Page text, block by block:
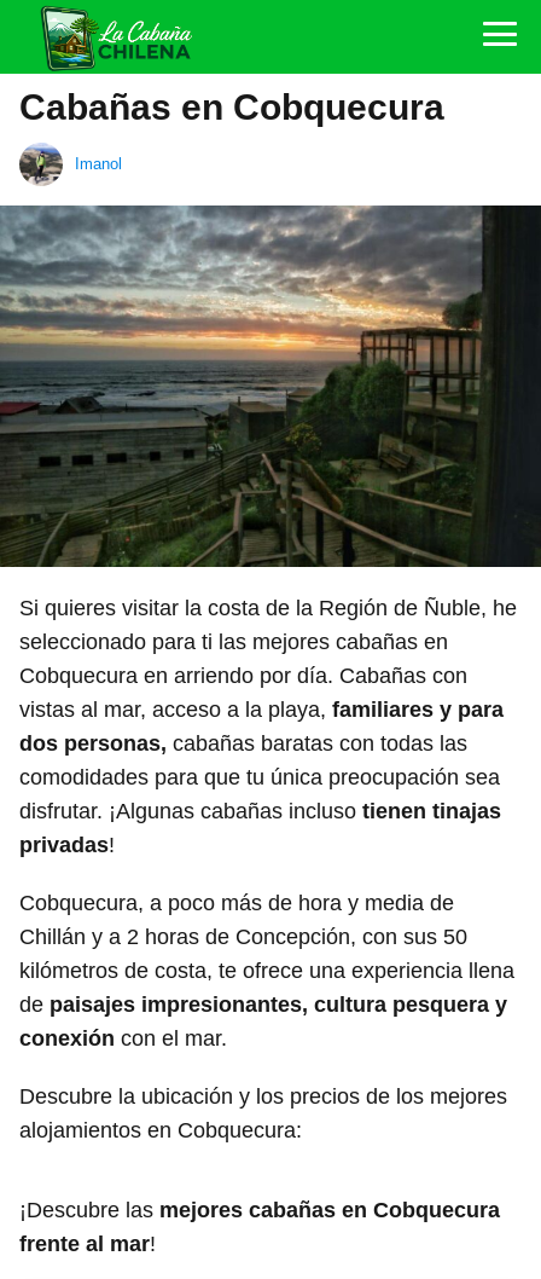
Cabañas en Cobquecura
Imanol
Si quieres visitar la costa de la Región de Ñuble, he
seleccionado para ti las mejores cabañas en
Cobquecura en arriendo por día. Cabañas con
vistas al mar, acceso a la playa, familiares y para
dos personas, cabañas baratas con todas las
comodidades para que tu única preocupación sea
disfrutar. ¡Algunas cabañas incluso tienen tinajas
privadas!
Cobquecura, a poco más de hora y media de
Chillán y a 2 horas de Concepción, con sus 50
kilómetros de costa, te ofrece una experiencia llena
de paisajes impresionantes, cultura pesquera y
conexión con el mar.
Descubre la ubicación y los precios de los mejores
alojamientos en Cobquecura:
¡Descubre las mejores cabañas en Cobquecura
frente al mar!